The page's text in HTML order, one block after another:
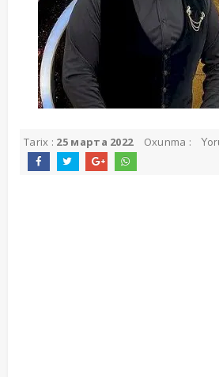
Tarix : 25 марта 2022 Oxunma :